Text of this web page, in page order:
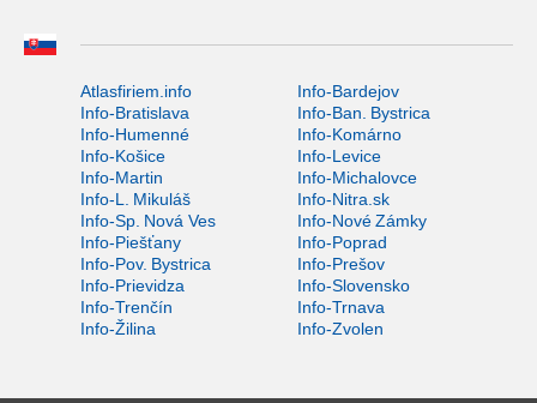
Atlasfiriem.info
Info-Bardejov
Info-Bratislava
Info-Ban. Bystrica
Info-Humenné
Info-Komárno
Info-Košice
Info-Levice
Info-Martin
Info-Michalovce
Info-L. Mikuláš
Info-Nitra.sk
Info-Sp. Nová Ves
Info-Nové Zámky
Info-Piešťany
Info-Poprad
Info-Pov. Bystrica
Info-Prešov
Info-Prievidza
Info-Slovensko
Info-Trenčín
Info-Trnava
Info-Žilina
Info-Zvolen